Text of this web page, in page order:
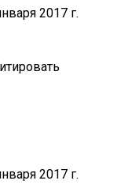
2017 г.
2017 г.